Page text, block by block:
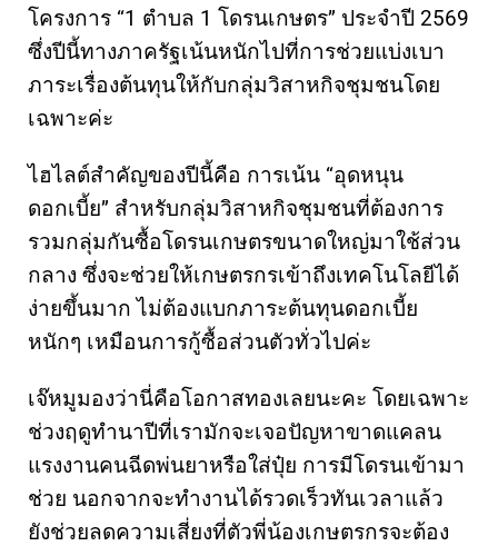
โครงการ “1 ตำบล 1 โดรนเกษตร” ประจำปี 2569
ซึ่งปีนี้ทางภาครัฐเน้นหนักไปที่การช่วยแบ่งเบา
ภาระเรื่องต้นทุนให้กับกลุ่มวิสาหกิจชุมชนโดย
เฉพาะค่ะ
ไฮไลต์สำคัญของปีนี้คือ การเน้น “อุดหนุน
ดอกเบี้ย” สำหรับกลุ่มวิสาหกิจชุมชนที่ต้องการ
รวมกลุ่มกันซื้อโดรนเกษตรขนาดใหญ่มาใช้ส่วน
กลาง ซึ่งจะช่วยให้เกษตรกรเข้าถึงเทคโนโลยีได้
ง่ายขึ้นมาก ไม่ต้องแบกภาระต้นทุนดอกเบี้ย
หนักๆ เหมือนการกู้ซื้อส่วนตัวทั่วไปค่ะ
เจ๊หมูมองว่านี่คือโอกาสทองเลยนะคะ โดยเฉพาะ
ช่วงฤดูทำนาปีที่เรามักจะเจอปัญหาขาดแคลน
แรงงานคนฉีดพ่นยาหรือใส่ปุ๋ย การมีโดรนเข้ามา
ช่วย นอกจากจะทำงานได้รวดเร็วทันเวลาแล้ว
ยังช่วยลดความเสี่ยงที่ตัวพี่น้องเกษตรกรจะต้อง